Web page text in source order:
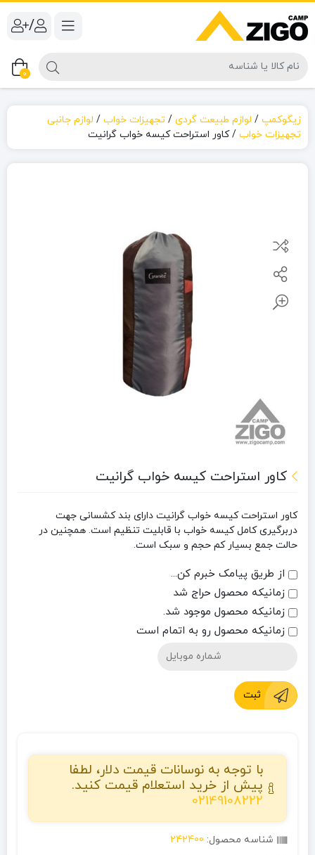
/
0
زیگوکمپ / لوازم طبیعت گردی / تجهیزات خواب / لوازم جانبی
تجهیزات خواب /کاور استراحت کیسه خواب گرانیت
کاور استراحت کیسه خواب گرانیت
کاور استراحت کیسه خواب گرانیت دارای بند کشسانی جهت
دربرگیری کامل کیسه خواب با قابلیت تنظیم است. همچنین در
حالت جمع بسیار کم حجم و سبک است.
از طریق پیامک خبرم کن...
زمانیکه محصول حراج شد
زمانیکه محصول موجود شد.
زمانیکه محصول رو به اتمام است
ثبت
با توجه به نوسانات قیمت دلار، لطفا
پیش از خرید استعلام قیمت کنید.
02149108222
شناسه محصول: 242400